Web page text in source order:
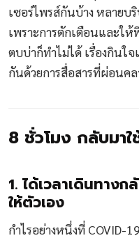
เซอร์ไพรส์กันบ้าง หลาย
เพราะการตักเตือนและใ
ตบบ่าก็ทำไม่ได้ เรื่องกินใ
กันด้วยการสื่อสารที่ผ่อนค
8 ชั่วโมง กลับมา
1. ได้เวลาเดินทาง
ให้ตัวเอง
กำไรอย่างหนึ่งที่ COVID-